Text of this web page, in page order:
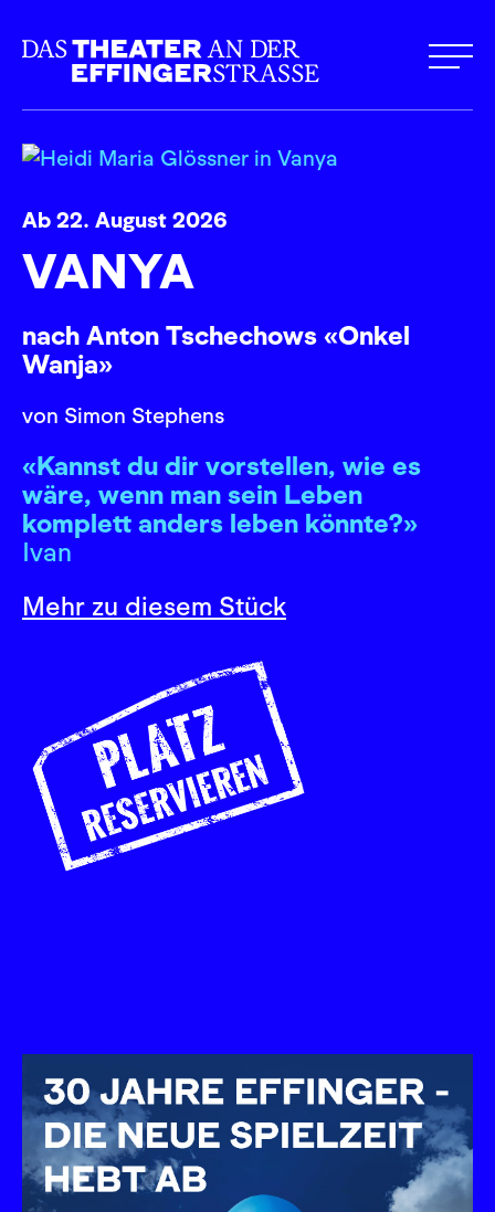
Ab 22. August 2026
VANYA
nach Anton Tschechows «Onkel
Wanja»
von Simon Stephens
«Kannst du dir vorstellen, wie es
wäre, wenn man sein Leben
komplett anders leben könnte?»
Ivan
Mehr zu diesem Stück